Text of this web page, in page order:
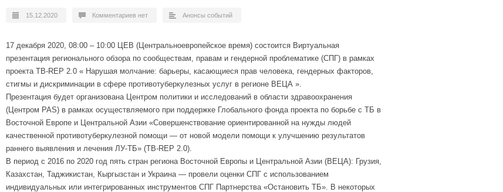
15.12.2020 Комментариев нет Анонсы событий
17 декабря 2020, 08:00 – 10:00 ЦЕВ (Центральноевропейское время) состоится Виртуальная
презентация регионального обзора по сообществам, правам и гендерной проблематике (СПГ) в рамках
проекта TB-REP 2.0 « Нарушая молчание: барьеры, касающиеся прав человека, гендерных факторов,
стигмы и дискриминации в сфере противотуберкулезных услуг в регионе ВЕЦА ».
Презентация будет организована Центром политики и исследований в области здравоохранения
(Центром PAS) в рамках осуществляемого при поддержке Глобального фонда проекта по борьбе с ТБ в
Восточной Европе и Центральной Азии «Совершенствование ориентированной на нужды людей
качественной противотуберкулезной помощи — от новой модели помощи к улучшению результатов
раннего выявления и лечения ЛУ-ТБ» (TB-REP 2.0).
В период с 2016 по 2020 год пять стран региона Восточной Европы и Центральной Азии (ВЕЦА): Грузия,
Казахстан, Таджикистан, Кыргызстан и Украина — провели оценки СПГ с использованием
индивидуальных или интегрированных инструментов СПГ Партнерства «Остановить ТБ». В некоторых